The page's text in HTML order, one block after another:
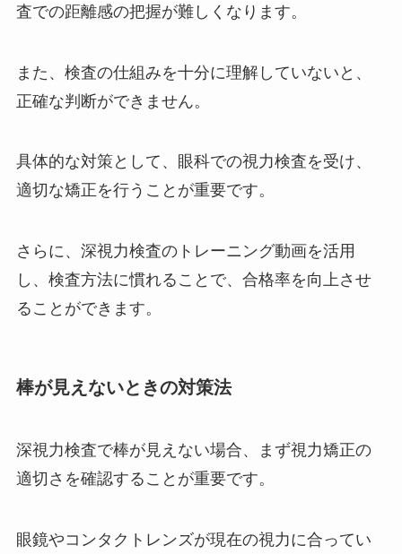
査での距離感の把握が難しくなります。
また、検査の仕組みを十分に理解していないと、
正確な判断ができません。
具体的な対策として、眼科での視力検査を受け、
適切な矯正を行うことが重要です。
さらに、深視力検査のトレーニング動画を活用
し、検査方法に慣れることで、合格率を向上させ
ることができます。
棒が見えないときの対策法
深視力検査で棒が見えない場合、まず視力矯正の
適切さを確認することが重要です。
眼鏡やコンタクトレンズが現在の視力に合ってい